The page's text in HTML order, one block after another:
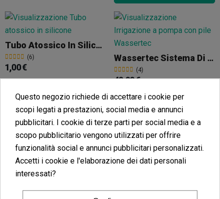
Tubo Atossico In Silicone
(6)
1,00 €
Aggiungi al carrello
Wassertec Sistema Di Irrigazione A Pile
(4)
40,00 €
Aggiungi al carrello
Questo negozio richiede di accettare i cookie per
scopi legati a prestazioni, social media e annunci
pubblicitari. I cookie di terze parti per social media e a
scopo pubblicitario vengono utilizzati per offrire
funzionalità social e annunci pubblicitari personalizzati.
Accetti i cookie e l'elaborazione dei dati personali
interessati?